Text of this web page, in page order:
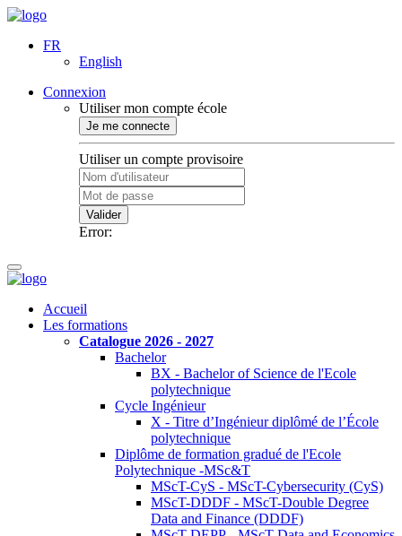
FR
English
Connexion
Utiliser mon compte école
Je me connecte
Utiliser un compte provisoire
Valider
Error:
Accueil
Les formations
Catalogue 2026 - 2027
Bachelor
BX - Bachelor of Science de l'Ecole
polytechnique
Cycle Ingénieur
X - Titre d’Ingénieur diplômé de l’École
polytechnique
Diplôme de formation gradué de l'Ecole
Polytechnique -MSc&T
MScT-CyS - MScT-Cybersecurity (CyS)
MScT-DDDF - MScT-Double Degree
Data and Finance (DDDF)